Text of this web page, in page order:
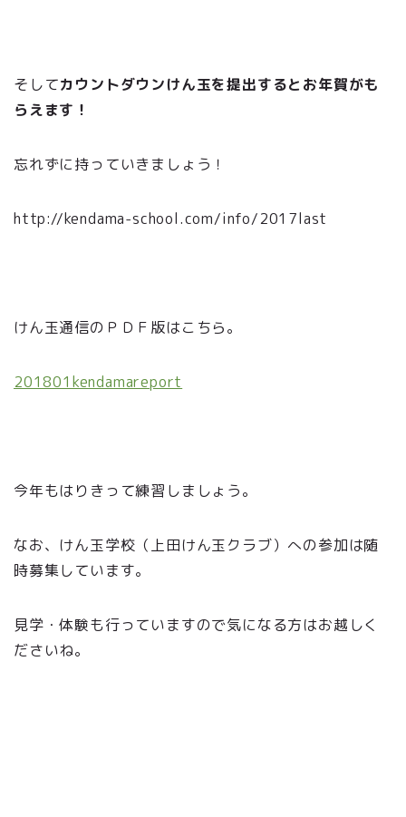
そしてカウントダウンけん玉を提出するとお年賀がも
らえます！
忘れずに持っていきましょう！
http://kendama-school.com/info/2017last
けん玉通信のＰＤＦ版はこちら。
201801kendamareport
今年もはりきって練習しましょう。
なお、けん玉学校（上田けん玉クラブ）への参加は随
時募集しています。
見学・体験も行っていますので気になる方はお越しく
ださいね。